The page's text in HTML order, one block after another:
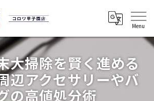
大掃除を賢く進める
辺アクセサリーやバ
の高値処分術